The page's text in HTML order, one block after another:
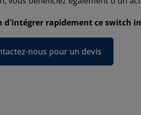
d'intégrer rapidement ce switch
nous pour un devis